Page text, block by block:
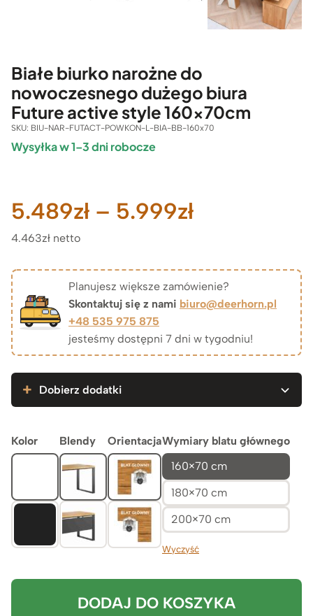
Białe biurko narożne do
nowoczesnego dużego biura
Future active style 160x70cm
SKU: BIU-NAR-FUTACT-POWKON-L-BIA-BB-160x70
Wysyłka w 1–3 dni robocze
5.489zł – 5.999złZakres
od
5.489zł
do
4.463zł netto
Planujesz większe zamówienie?
Skontaktuj się z nami biuro@deerhorn.pl
+48 535 975 875
jesteśmy dostępni 7 dni w tygodniu!
Dobierz dodatki
Kolor Blendy OrientacjaWymiary blatu głównego
160×70 cm
180×70 cm
200×70 cm
Wyczyść
DODAJ DO KOSZYKA